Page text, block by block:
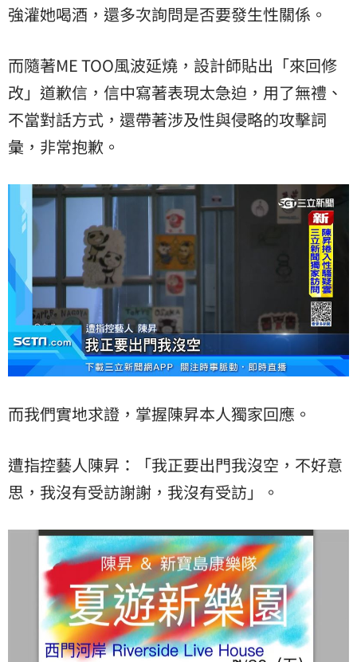
強灌她喝酒，還多次詢問是否要發生性關係。
而隨著ME TOO風波延燒，設計師貼出「來回修
改」道歉信，信中寫著表現太急迫，用了無禮、
不當對話方式，還帶著涉及性與侵略的攻擊詞
彙，非常抱歉。
而我們實地求證，掌握陳昇本人獨家回應。
遭指控藝人陳昇：「我正要出門我沒空，不好意
思，我沒有受訪謝謝，我沒有受訪」。